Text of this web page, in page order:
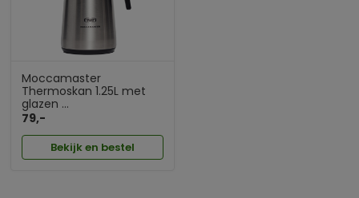
Moccamaster
Thermoskan 1.25L met
glazen ...
79,-
Bekijk en bestel